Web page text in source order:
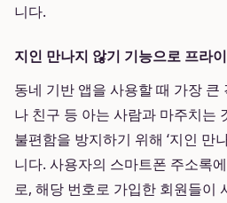
니다.
지인 만나지 않기 기능으로 프라
동네 기반 앱을 사용할 때 가장 큰
나 친구 등 아는 사람과 마주치는
불편함을 방지하기 위해 ‘지인 만
니다. 사용자의 스마트폰 주소록
로, 해당 번호로 가입한 회원들이